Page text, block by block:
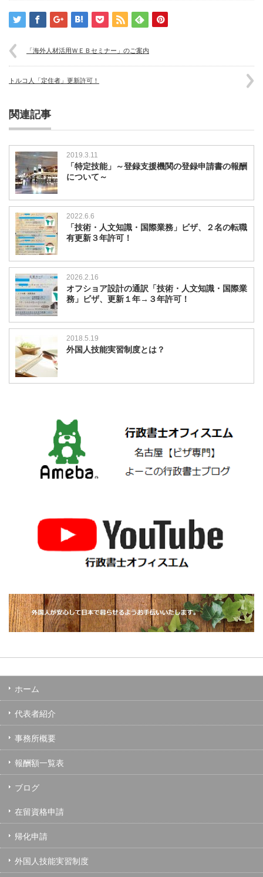
「海外人材活用ＷＥＢセミナー」のご案内
トルコ人「定住者」更新許可！
関連記事
2019.3.11
「特定技能」～登録支援機関の登録申請書の報酬
について～
2022.6.6
「技術・人文知識・国際業務」ビザ、２名の転職
有更新３年許可！
2026.2.16
オフショア設計の通訳「技術・人文知識・国際業
務」ビザ、更新１年→３年許可！
2018.5.19
外国人技能実習制度とは？
ホーム
代表者紹介
事務所概要
報酬額一覧表
ブログ
在留資格申請
帰化申請
外国人技能実習制度